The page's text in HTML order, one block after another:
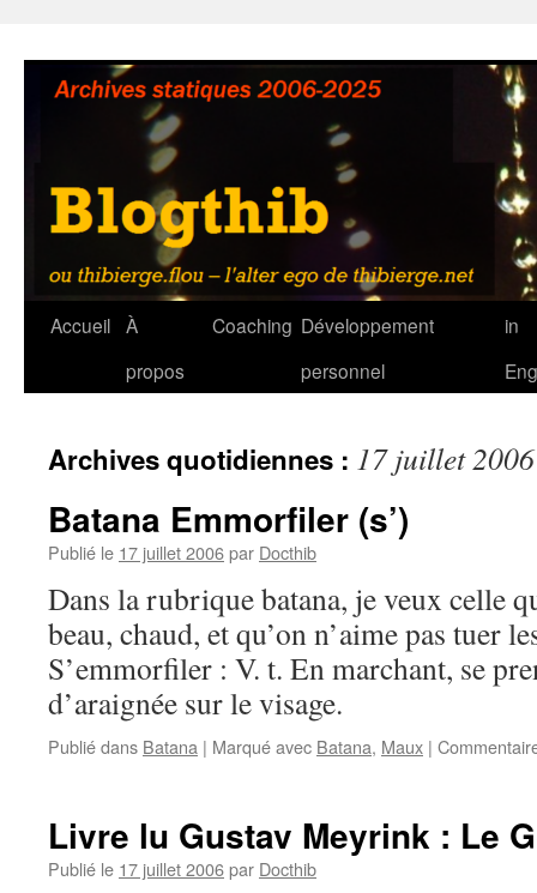
contenu
Accueil À
propos
Coaching Développement
personnel
in
Archives quotidiennes : 17 juillet 2006
Batana Emmorfiler (s’)
Publié le 17 juillet 2006par Docthib
Dans la rubrique batana, je veux celle
beau, chaud, et qu’on n’aime pas tuer
S’emmorfiler : V. t. En marchant, se
d’araignée sur le visage.
Publié dans Batana | Marqué avec Batana, Maux |
Livre lu Gustav Meyrink : Le
Publié le 17 juillet 2006par Docthib